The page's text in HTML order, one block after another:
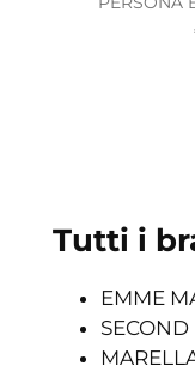
Tutti i
EMME